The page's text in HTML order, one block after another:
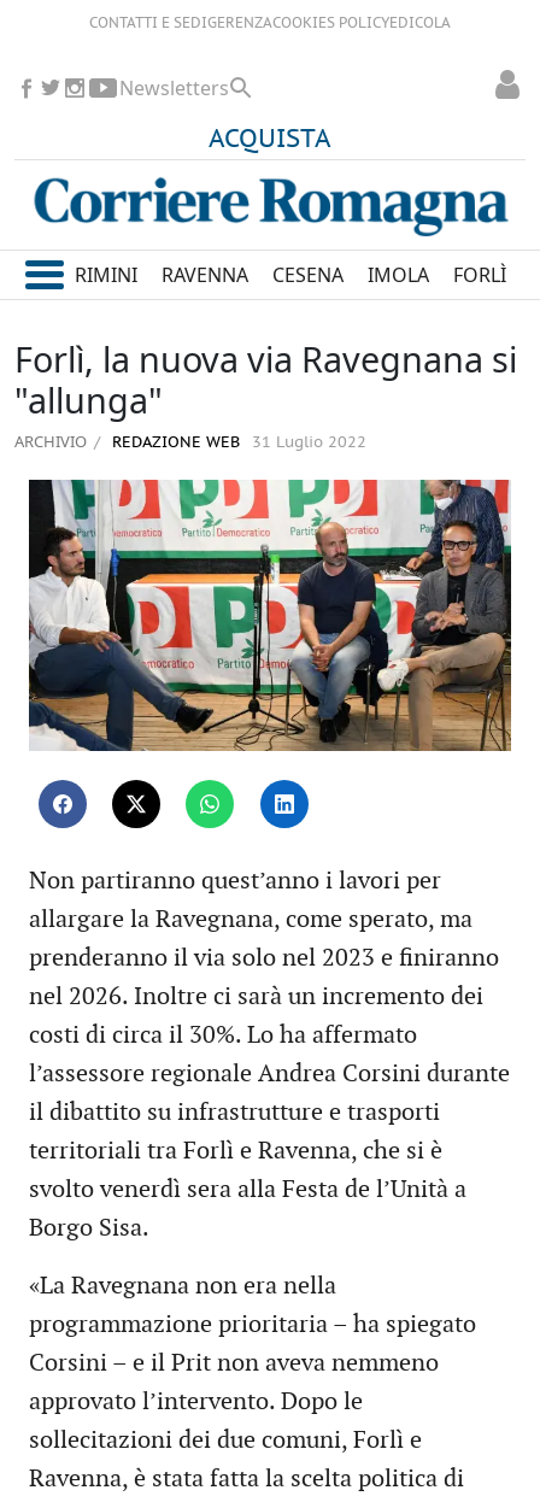
CONTATTI E SEDIGERENZACOOKIES POLICYEDICOLA
ACQUISTA
Newsletters
RIMINI RAVENNA CESENA IMOLA FORLÌ
Forlì, la nuova via Ravegnana si
"allunga"
ARCHIVIO REDAZIONE WEB 31 Luglio 2022
Non partiranno quest’anno i lavori per
allargare la Ravegnana, come sperato, ma
prenderanno il via solo nel 2023 e finiranno
nel 2026. Inoltre ci sarà un incremento dei
costi di circa il 30%. Lo ha affermato
l’assessore regionale Andrea Corsini durante
il dibattito su infrastrutture e trasporti
territoriali tra Forlì e Ravenna, che si è
svolto venerdì sera alla Festa de l’Unità a
Borgo Sisa.
«La Ravegnana non era nella
programmazione prioritaria – ha spiegato
Corsini – e il Prit non aveva nemmeno
approvato l’intervento. Dopo le
sollecitazioni dei due comuni, Forlì e
Ravenna, è stata fatta la scelta politica di